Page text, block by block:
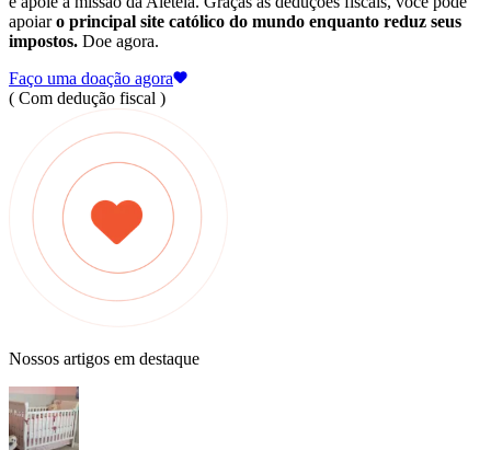
apoiaro principal site católico do mundo enquanto reduz seus
impostos. Doe agora.
Faço uma doação agora
( Com dedução fiscal )
Nossos artigos em destaque